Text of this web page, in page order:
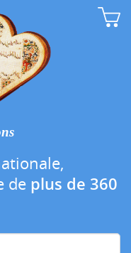
de plus de 360